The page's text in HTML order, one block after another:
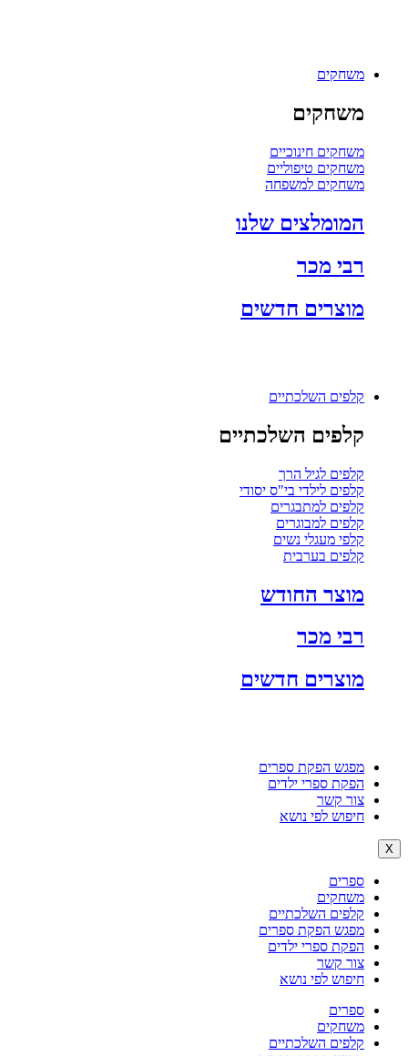
משחקים
משחקים
משחקים חינוכיים
משחקים טיפוליים
משחקים למשפחה
המומלצים שלנו
רבי מכר
מוצרים חדשים
קלפים השלכתיים
קלפים השלכתיים
קלפים לגיל הרך
קלפים לילדי בי"ס יסודי
קלפים למתבגרים
קלפים למבוגרים
קלפי מעגלי נשים
קלפים בערבית
מוצר החודש
רבי מכר
מוצרים חדשים
מפגש הפקת ספרים
הפקת ספרי ילדים
צור קשר
חיפוש לפי נושא
X
ספרים
משחקים
קלפים השלכתיים
מפגש הפקת ספרים
הפקת ספרי ילדים
צור קשר
חיפוש לפי נושא
ספרים
משחקים
קלפים השלכתיים